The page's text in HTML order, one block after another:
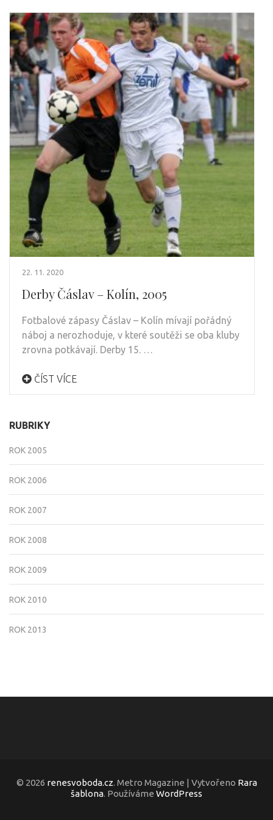
22. 11. 2020
Derby Čáslav – Kolín, 2005
Fotbalové zápasy Čáslav – Kolín mívají pořádný
náboj a nerozhoduje, v které soutěži se oba kluby
zrovna potkávají. Derby 15. …
ČÍST VÍCE
RUBRIKY
ROK 2005
ROK 2006
ROK 2007
ROK 2008
ROK 2009
ROK 2010
ROK 2013
© 2026 renesvoboda.cz. Metro Magazine | Vytvořeno Rara
šablona. Používáme WordPress